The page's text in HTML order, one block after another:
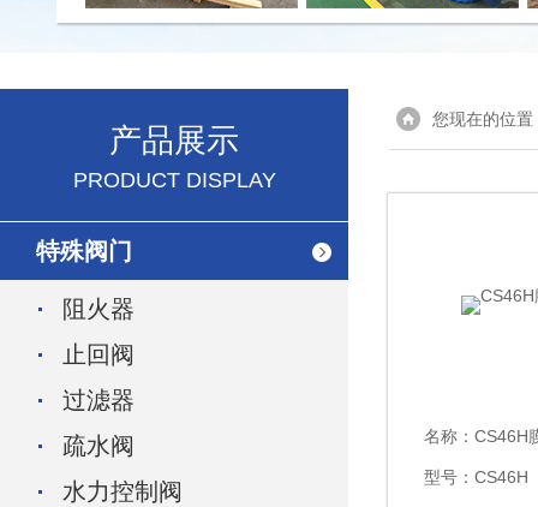
产品展示
PRODUCT DISPLAY
特殊阀门
阻火器
止回阀
过滤器
疏水阀
水力控制阀
您现在的位置
名称： CS46H
型号：CS46H